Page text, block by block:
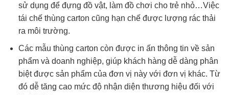
sử dụng để đựng đồ vật, làm đồ chơi cho trẻ nhỏ…Việc
tái chế thùng carton cũng hạn chế được lượng rác thải
ra môi trường.
Các mẫu thùng carton còn được in ấn thông tin về sản
phẩm và doanh nghiệp, giúp khách hàng dễ dàng phân
biệt được sản phẩm của đơn vị này với đơn vị khác. Từ
đó dễ tăng cao mức độ nhận diện thương hiệu đối với